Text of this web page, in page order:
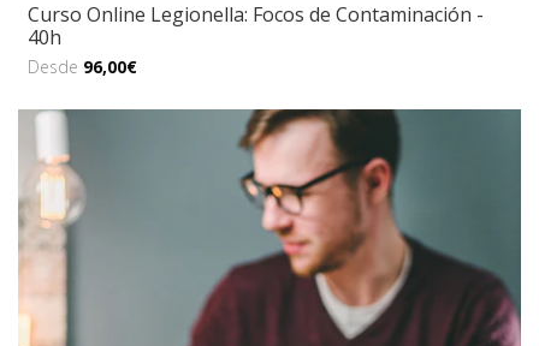
Curso Online Legionella: Focos de Contaminación -
40h
Desde 96,00€